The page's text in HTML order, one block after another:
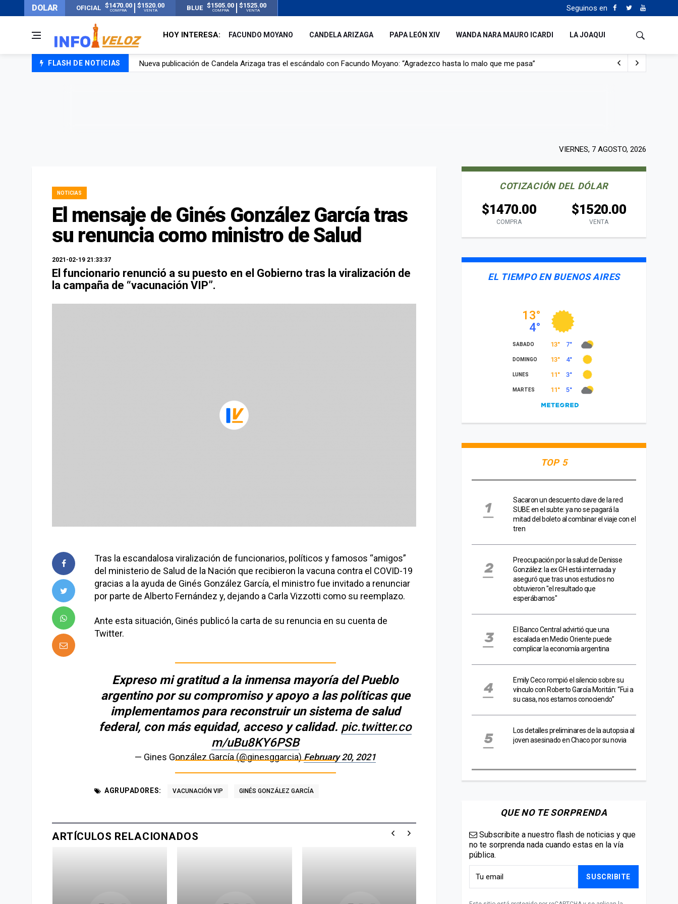
DOLAR OFICIAL $1470.00
COMPRA
$1520.00
VENTA BLUE $1505.00
COMPRA
$1525.00
VENTA Seguinos en
HOY INTERESA: FACUNDO MOYANO CANDELA ARIZAGA PAPA LEÓN XIV WANDA NARA MAURO ICARDI LA JOAQUI
FLASH DE NOTICIAS
Un joven murió quemado por su novia en San Luis: pasó seis días de agonía tras ser rociado con nafta y prendido fuego
VIERNES, 7 AGOSTO, 2026
NOTICIAS
El mensaje de Ginés González García tras
su renuncia como ministro de Salud
2021-02-19 21:33:37
El funcionario renunció a su puesto en el Gobierno tras la viralización de
la campaña de “vacunación VIP”.
Tras la escandalosa viralización de funcionarios, políticos y famosos “amigos”
del ministerio de Salud de la Nación que recibieron la vacuna contra el COVID-19
gracias a la ayuda de Ginés González García, el ministro fue invitado a renunciar
por parte de Alberto Fernández y, dejando a Carla Vizzotti como su reemplazo.
Ante esta situación, Ginés publicó la carta de su renuncia en su cuenta de
Twitter.
Expreso mi gratitud a la inmensa mayoría del Pueblo
argentino por su compromiso y apoyo a las políticas que
implementamos para reconstruir un sistema de salud
federal, con más equidad, acceso y calidad. pic.twitter.co
m/uBu8KY6PSB
— Gines González García (@ginesggarcia) February 20, 2021
AGRUPADORES: VACUNACIÓN VIP GINÉS GONZÁLEZ GARCÍA
ARTÍCULOS RELACIONADOS
COTIZACIÓN DEL DÓLAR
$1470.00
COMPRA
$1520.00
VENTA
EL TIEMPO EN BUENOS AIRES
TOP 5
Sacaron un descuento clave de la red
SUBE en el subte: ya no se pagará la
mitad del boleto al combinar el viaje con el
tren
Preocupación por la salud de Denisse
González: la ex GH está internada y
aseguró que tras unos estudios no
obtuvieron "el resultado que
esperábamos"
El Banco Central advirtió que una
escalada en Medio Oriente puede
complicar la economía argentina
Emily Ceco rompió el silencio sobre su
vínculo con Roberto García Moritán: “Fui a
su casa, nos estamos conociendo”
Los detalles preliminares de la autopsia al
joven asesinado en Chaco por su novia
QUE NO TE SORPRENDA
Subscribite a nuestro flash de noticias y que
no te sorprenda nada cuando estas en la vía
pública.
SUSCRIBITE